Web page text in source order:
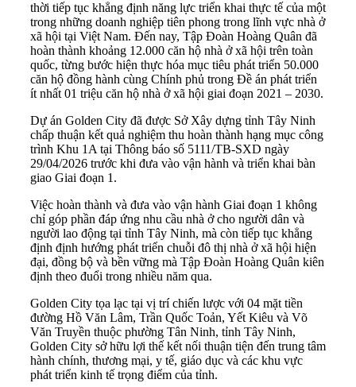
thời tiếp tục khẳng định năng lực triển khai thực tế của một
trong những doanh nghiệp tiên phong trong lĩnh vực nhà ở
xã hội tại Việt Nam. Đến nay, Tập Đoàn Hoàng Quân đã
hoàn thành khoảng 12.000 căn hộ nhà ở xã hội trên toàn
quốc, từng bước hiện thực hóa mục tiêu phát triển 50.000
căn hộ đồng hành cùng Chính phủ trong Đề án phát triển
ít nhất 01 triệu căn hộ nhà ở xã hội giai đoạn 2021 – 2030.
Dự án Golden City đã được Sở Xây dựng tỉnh Tây Ninh
chấp thuận kết quả nghiệm thu hoàn thành hạng mục công
trình Khu 1A tại Thông báo số 5111/TB-SXD ngày
29/04/2026 trước khi đưa vào vận hành và triển khai bàn
giao Giai đoạn 1.
Việc hoàn thành và đưa vào vận hành Giai đoạn 1 không
chỉ góp phần đáp ứng nhu cầu nhà ở cho người dân và
người lao động tại tỉnh Tây Ninh, mà còn tiếp tục khẳng
định định hướng phát triển chuỗi đô thị nhà ở xã hội hiện
đại, đồng bộ và bền vững mà Tập Đoàn Hoàng Quân kiên
định theo đuổi trong nhiều năm qua.
Golden City tọa lạc tại vị trí chiến lược với 04 mặt tiền
đường Hồ Văn Lâm, Trần Quốc Toản, Yết Kiêu và Võ
Văn Truyền thuộc phường Tân Ninh, tỉnh Tây Ninh,
Golden City sở hữu lợi thế kết nối thuận tiện đến trung tâm
hành chính, thương mại, y tế, giáo dục và các khu vực
phát triển kinh tế trọng điểm của tỉnh.